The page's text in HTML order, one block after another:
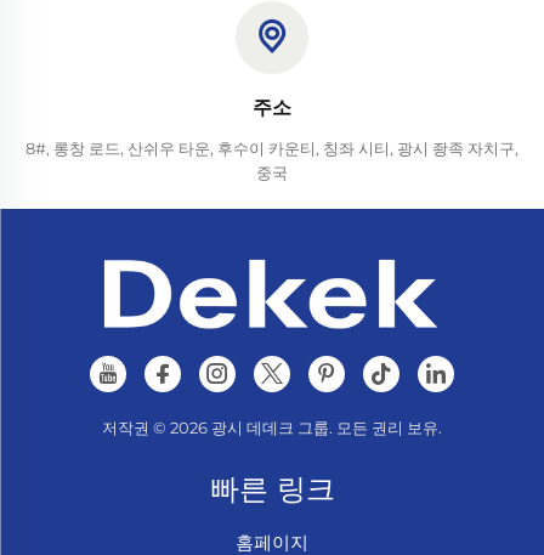
주소
8#, 롱창 로드, 산쉬우 타운, 후수이 카운티, 칭좌 시티, 광시 좡족 자치구,
중국
저작권 © 2026 광시 데데크 그룹. 모든 권리 보유.
빠른 링크
홈페이지